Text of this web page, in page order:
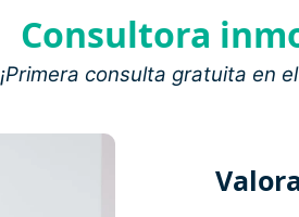
Consultora
¡Primera consulta gratuita en